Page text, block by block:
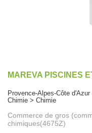
MAREVA PISCINES
Provence-Alpes-Côte
Chimie > Chimie
Commerce de gros
chimiques(4675Z)